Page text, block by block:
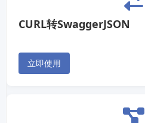
CURL转SwaggerJSON
立即使用